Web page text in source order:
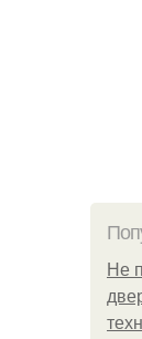
Не